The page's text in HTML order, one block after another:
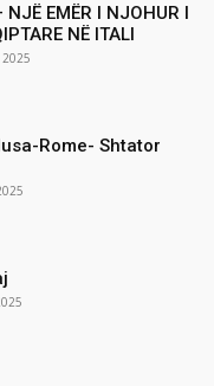
EMËR I NJOHUR I
NË ITALI
Rome- Shtator